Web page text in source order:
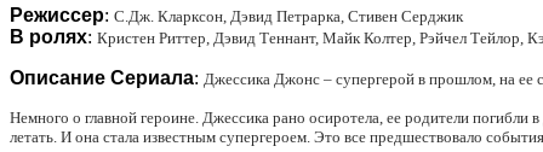
Режиссер: С.Дж. Кларксон, Дэвид Петрарка, Стивен Серджик
В ролях: Кристен Риттер, Дэвид Теннант, Майк Колтер, Рэйчел
Описание Сериала: Джессика Джонс – супергерой в прошлом, на ее
Немного о главной героине. Джессика рано осиротела, ее родители
летать. И она стала известным супергероем. Это все предшествовало